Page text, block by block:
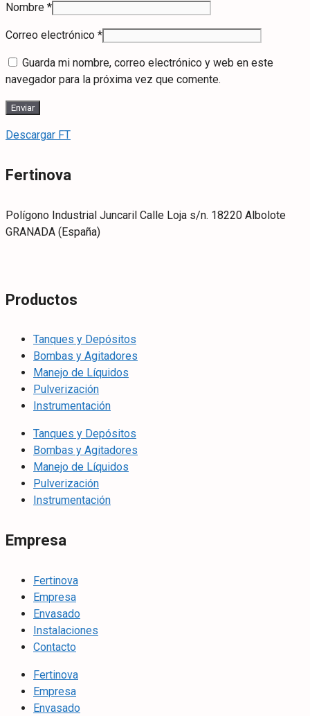
Nombre *
Correo electrónico *
Guarda mi nombre, correo electrónico y web en este
navegador para la próxima vez que comente.
Descargar FT
Fertinova
Polígono Industrial Juncaril Calle Loja s/n. 18220 Albolote
GRANADA (España)
Productos
Tanques y Depósitos
Bombas y Agitadores
Manejo de Líquidos
Pulverización
Instrumentación
Tanques y Depósitos
Bombas y Agitadores
Manejo de Líquidos
Pulverización
Instrumentación
Empresa
Fertinova
Empresa
Envasado
Instalaciones
Contacto
Fertinova
Empresa
Envasado